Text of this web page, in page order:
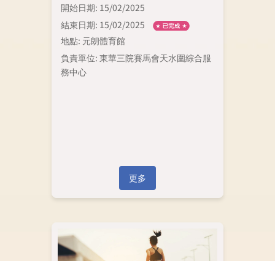
開始日期: 15/02/2025
結束日期: 15/02/2025
地點: 元朗體育館
負責單位: 東華三院賽馬會天水圍綜合服
務中心
更多